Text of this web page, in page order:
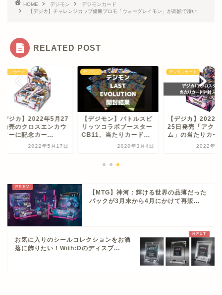
HOME デジモン
デジモンカード
【デジカ】チャレンジカップ優勝プロモ「ウォーグレイモン」が高額で凄い
RELATED POST
ンカード
ジカ】2022年5月27
売のクロスエンカウ
ーに記念カー...
2022年5月17日
デジモン
【デジモン】バトルスピ
リッツコラボブースター
CB11、当たりカード...
2020年3月4日
デジモンカード
【デジカ】2022年
25日発売「アクロス
ム」の当たりカー...
2022年11
【MTG】神河：輝ける世界の品薄だった
パックが3月末から4月にかけて再販...
お気に入りのシールコレクションをお洒
落に飾りたい！With:Dのディスプ...